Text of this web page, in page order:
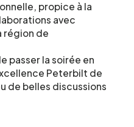
propice à la
avec
région de
passer la soirée en
Peterbilt de
de belles discussions